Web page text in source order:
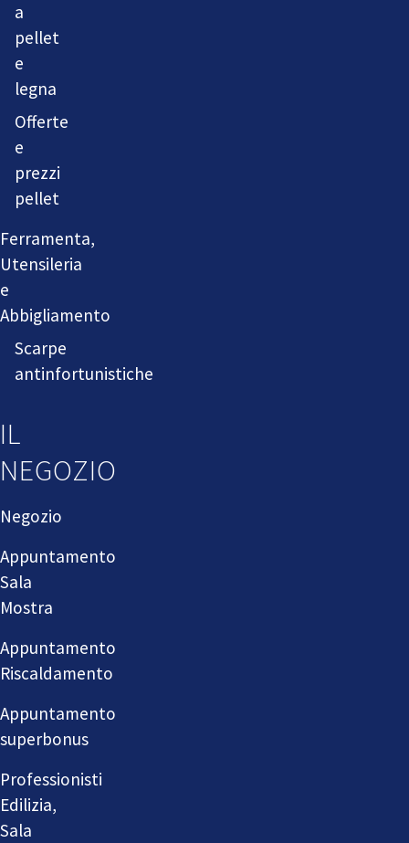
a
pellet
e
legna
Offerte
e
prezzi
pellet
Ferramenta,
Utensileria
e
Abbigliamento
Scarpe
antinfortunistiche
IL
NEGOZIO
Negozio
Appuntamento
Sala
Mostra
Appuntamento
Riscaldamento
Appuntamento
superbonus
Professionisti
Edilizia,
Sala